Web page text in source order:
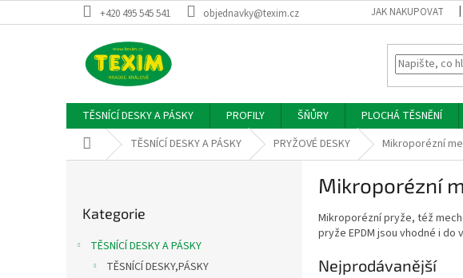
na
+420 495 545 541 objednavky@texim.cz JAK NAKUPOVAT
TĚSNÍCÍ DESKY A PÁSKY PROFILY ŠŇŮRY PLOCHÁ TĚSNĚNÍ
Domů TĚSNÍCÍ DESKY A PÁSKY PRYŽOVÉ DESKY Mikroporézní
kategorie
Kategorie
TĚSNÍCÍ DESKY A PÁSKY
TĚSNÍCÍ DESKY,PÁSKY
Mikroporézní
Mikroporézní pryže, též
pryže EPDM jsou vhodné i do
Nejprodávanější